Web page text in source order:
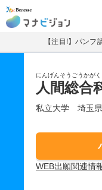
マナビジ
【注目!】パン
にんげんそうごうかがく
人間総合
私立大学 埼玉県
WEB出願関連情